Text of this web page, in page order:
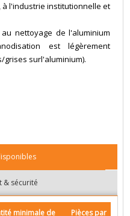
l'industrie institutionnelle et
nettoyage de l'aluminium
est légèrement
surl'aluminium).
& sécurité
minimale de
Pièces par